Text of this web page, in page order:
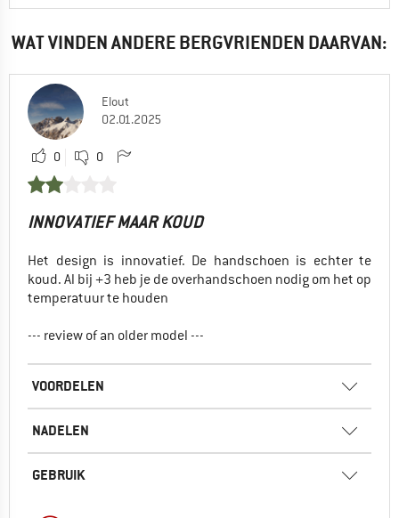
WAT VINDEN ANDERE BERGVRIENDEN DAARVAN:
Elout
02.01.2025
0 0
INNOVATIEF MAAR KOUD
Het design is innovatief. De handschoen is echter te
koud. Al bij +3 heb je de overhandschoen nodig om het op
temperatuur te houden
--- review of an older model ---
VOORDELEN
NADELEN
GEBRUIK